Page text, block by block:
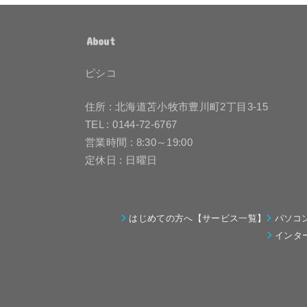
About
ピシコ
住所 : 北海道苫小牧市豊川町2丁目3-15
TEL : 0144-72-6767
営業時間 : 8:30～19:00
定休日 : 日曜日
はじめての方へ【サービス一覧】 パソコ
インタ